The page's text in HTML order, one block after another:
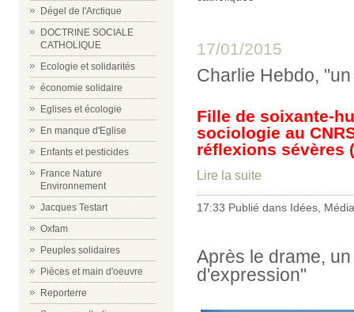
Dégel de l'Arctique
DOCTRINE SOCIALE
CATHOLIQUE
Ecologie et solidarités
économie solidaire
Eglises et écologie
En manque d'Eglise
Enfants et pesticides
France Nature
Environnement
Jacques Testart
Oxfam
Peuples solidaires
Pièces et main d'oeuvre
Reporterre
17/01/2015
Charlie Hebdo,
Fille de soixante-
sociologie au
réflexions sévères (
Lire la suite
17:33 Publié dans Idées
Après le drame,
d'expression"